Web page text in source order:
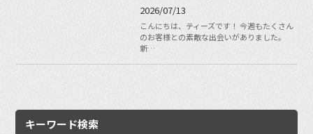
2026/07/13
こんにちは、ティーズです！ 今週もたくさん
のお客様との素敵な出会いがありました。
新…
キーワード検索